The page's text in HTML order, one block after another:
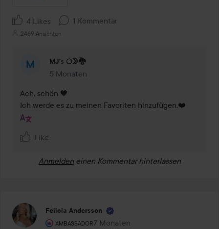
4 Likes 1 Kommentar
2469 Ansichten
MJ's 🌕🌛🐉
5 Monaten
Kommentaren lades 5 Monaten
Ach, schön 🧡
Ich werde es zu meinen Favoriten hinzufügen.❤️
Like
Anmelden einen Kommentar hinterlassen
Felicia Andersson
AMBASSADOR
Rolle des Benutzers: Ambassador.
7 Monaten
Der Beitrag wurde 7 Monaten